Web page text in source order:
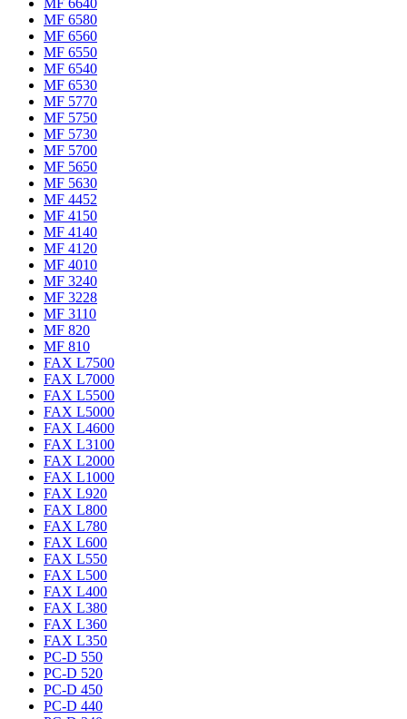
MF 6580
MF 6560
MF 6550
MF 6540
MF 6530
MF 5770
MF 5750
MF 5730
MF 5700
MF 5650
MF 5630
MF 4452
MF 4150
MF 4140
MF 4120
MF 4010
MF 3240
MF 3228
MF 3110
MF 820
MF 810
FAX L7500
FAX L7000
FAX L5500
FAX L5000
FAX L4600
FAX L3100
FAX L2000
FAX L1000
FAX L920
FAX L800
FAX L780
FAX L600
FAX L550
FAX L500
FAX L400
FAX L380
FAX L360
FAX L350
PC-D 550
PC-D 520
PC-D 450
PC-D 440